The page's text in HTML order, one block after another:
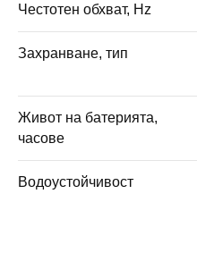
Честотен обхват, Hz
Захранване, тип
Живот на батерията,
часове
Водоустойчивост